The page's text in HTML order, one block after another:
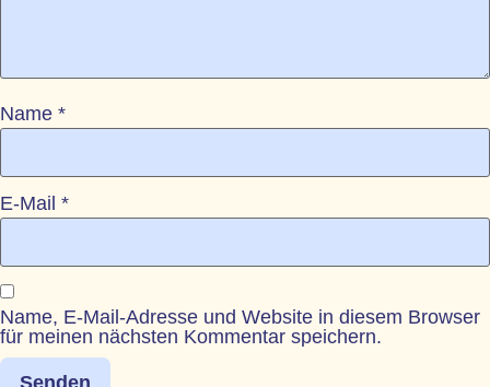
Name *
E-Mail *
Name, E-Mail-Adresse und Website in diesem Browser
für meinen nächsten Kommentar speichern.